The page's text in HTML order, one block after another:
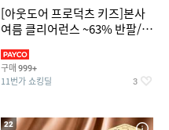
[아웃도어 프로덕츠 키즈]본사
여름 클리어런스 ~63% 반팔/반
구매 999+
11번가 쇼킹딜 3
22